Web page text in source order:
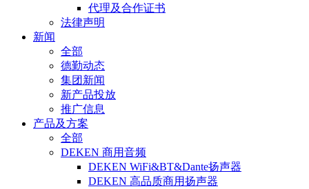
代理及合作证书
法律声明
新闻
全部
德勤动态
集团新闻
新产品投放
推广信息
产品及方案
全部
DEKEN 商用音频
DEKEN WiFi&BT&Dante扬声器
DEKEN 高品质商用扬声器